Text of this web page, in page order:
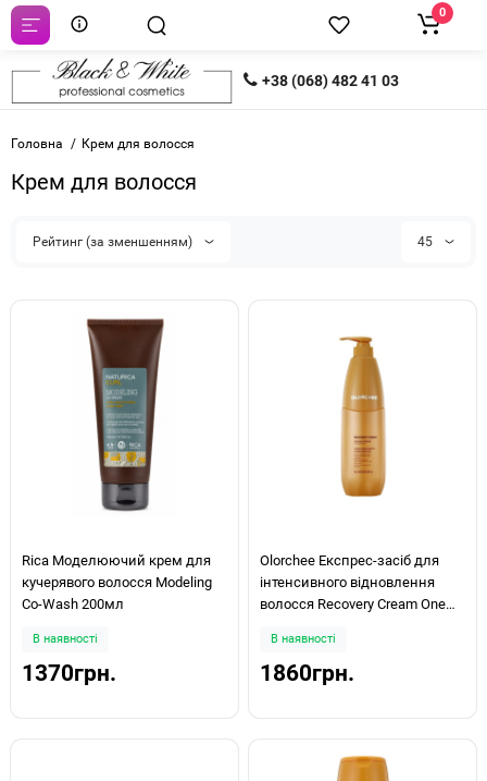
+38 (068) 482 41 03
0
Головна Крем для волосся
Крем для волосся
Рейтинг (за зменшенням) 45
Rica Моделюючий крем для
кучерявого волосся Modeling
Co-Wash 200мл
В наявності
1370грн.
Olorchee Експрес-засіб для
інтенсивного відновлення
волосся Recovery Cream One
В наявності
1860грн.